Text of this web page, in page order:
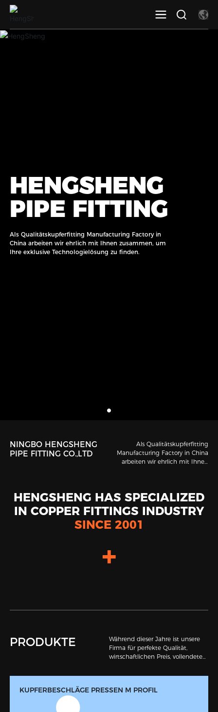
HENGSHENG
PIPE FITTING
Als Qualitätskupferfitting Manufacturing Factory in
China arbeiten wir ehrlich mit Ihnen zusammen, um
Ihre exklusive Technologielösung zu finden.
NINGBO HENGSHENG
PIPE FITTING CO.,LTD
Als Qualitätskupferfitting
Manufacturing Factory in China
arbeiten wir ehrlich mit Ihnen
HENGSHENG HAS SPECIALIZED
IN COPPER FITTINGS INDUSTRY
SINCE 2001
+
PRODUKTE
Während dieser Jahre ist unsere
Firma für perfekte Qualität,
wirtschaftlichen Preis, vollendeten
Lage berühmt gewesen,
Armaturen in unserem Land weit
KUPFERBESCHLÄGE PRESSEN M PROFIL